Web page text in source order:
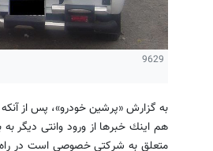
9629
به گزارش «پرشین خودرو»، پس از
متعلق به شركتی خصوصی است در راه